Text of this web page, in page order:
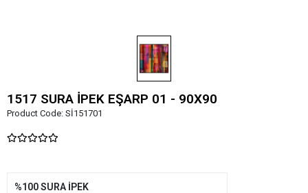
1517 SURA İPEK EŞARP 01 - 90X90
Product Code: Sİ151701
%100 SURA İPEK